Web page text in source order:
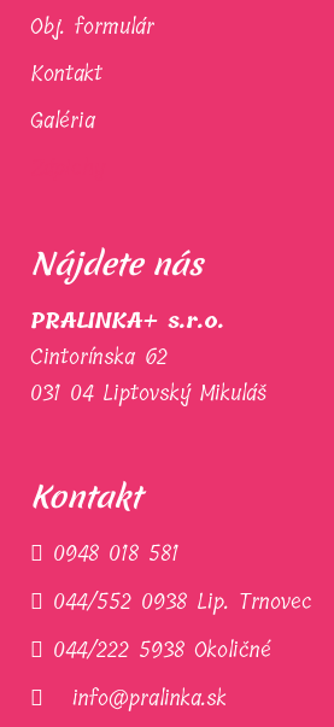
Obj. formulár
Kontakt
Galéria
Nájdete nás
PRALINKA+ s.r.o.
Cintorínska 62
031 04 Liptovský Mikuláš
Kontakt
0948 018 581
044/552 0938 Lip. Trnovec
044/222 5938 Okoličné
info@pralinka.sk